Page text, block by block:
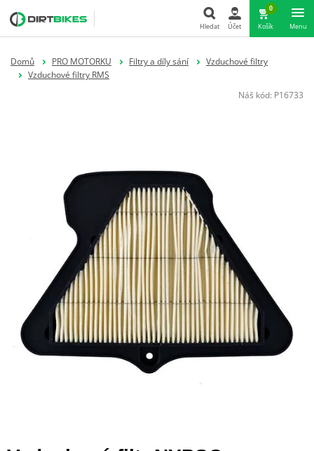
Hledat
Hledat Účet
0
Košík Menu
Domů PRO MOTORKU Filtry a díly sání
Vzduchové filtry
Vzduchové filtry RMS
Náš kód: P16733